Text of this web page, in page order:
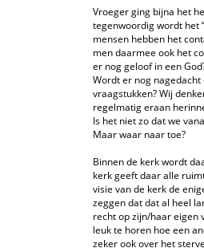
Vroeger ging bijna het
tegenwoordig wordt het
mensen hebben het
men daarmee ook het
er nog geloof in een
Wordt er nog
vraagstukken? Wij
regelmatig eraan
Is het niet zo dat we
Maar waar naar toe?
Binnen de kerk wordt
kerk geeft daar alle
visie van de kerk de
zeggen dat dat al heel
recht op zijn/haar eigen
leuk te horen hoe een
zeker ook over het